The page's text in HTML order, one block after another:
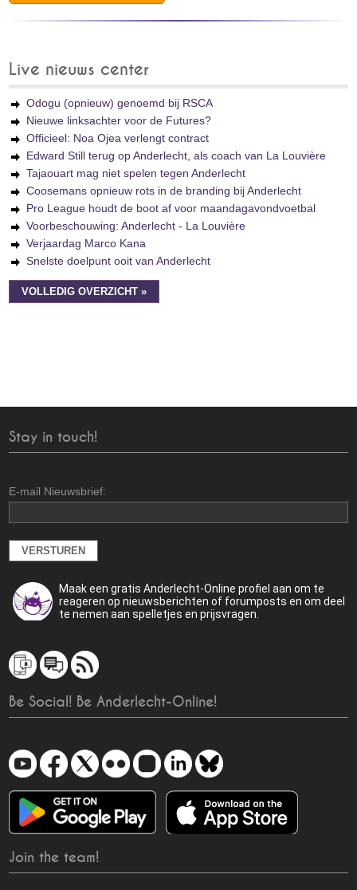
Live nieuws center
Odogu (opnieuw) genoemd bij RSCA
Nieuwe linksachter voor de Futures?
Officieel: Noa Ojea verlengt contract
Edward Still terug op Anderlecht, als coach van La Louvière
Tajaouart mag niet spelen tegen Anderlecht
Coosemans opnieuw rots in de branding bij Anderlecht
Pro League houdt de boot af voor maandagavondvoetbal
Voorbeschouwing: Anderlecht - La Louvière
Verjaardag Marco Kana
Snelste doelpunt ooit van Anderlecht
VOLLEDIG OVERZICHT »
Stay in touch!
E-mail Nieuwsbrief:
Maak een gratis Anderlecht-Online profiel aan om te
reageren op nieuwsberichten of forumposts en om deel
te nemen aan spelletjes en prijsvragen.
Be Social! Be Anderlecht-Online!
Join the team!